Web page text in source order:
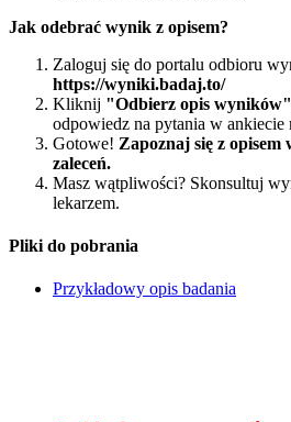
Jak odebrać wynik z opisem?
Zaloguj się do portalu odbioru
https://wyniki.badaj.to/
Kliknij "Odbierz opis wyników"
odpowiedz na pytania w ankiecie
Gotowe! Zapoznaj się z
zaleceń.
Masz wątpliwości? Skonsultuj
lekarzem.
Pliki do pobrania
Przykładowy opis badania